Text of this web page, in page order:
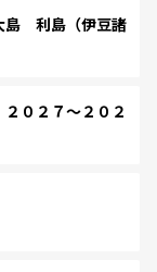
利島（伊豆諸
０２７～２０２